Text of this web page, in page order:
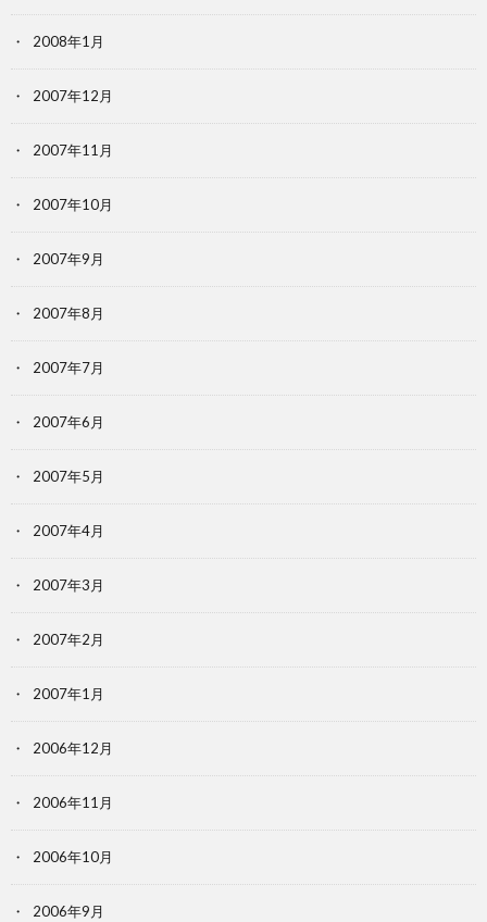
2008年1月
2007年12月
2007年11月
2007年10月
2007年9月
2007年8月
2007年7月
2007年6月
2007年5月
2007年4月
2007年3月
2007年2月
2007年1月
2006年12月
2006年11月
2006年10月
2006年9月